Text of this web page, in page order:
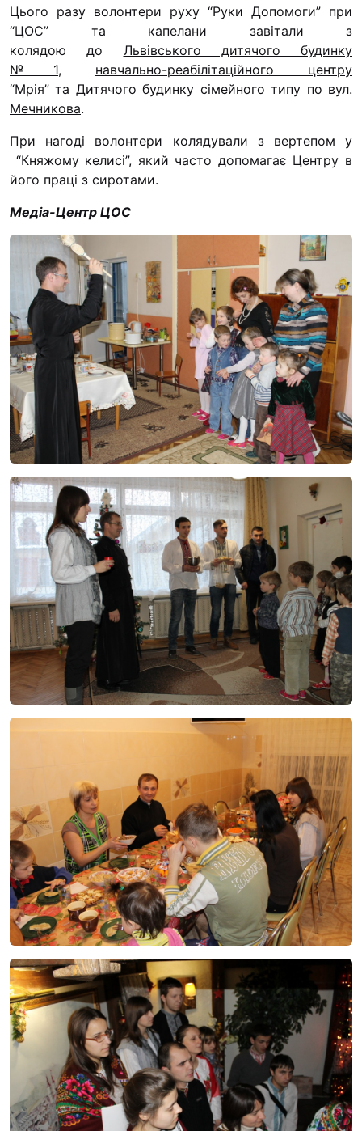
Підтримати сім’ю
Юричко
“#Усинови_ТИ”
Законодавство
Цього разу волонтери руху “Руки Допомоги” при
“ЦОС” та капелани завітали з
колядою до Львівського дитячого будинку
№1, навчально-реабілітаційного центру
“Мрія” та Дитячого будинку сімейного типу по вул.
Мечникова.
При нагоді волонтери колядували з вертепом у
“Княжому келисі”, який часто допомагає Центру в
його праці з сиротами.
Медіа-Центр ЦОС